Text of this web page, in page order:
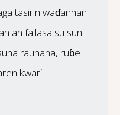
tasirin waɗannan
an fallasa su sun
raunana, ruɓe
kwari.